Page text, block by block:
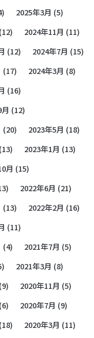
2025年3月 (5)
(12) 2024年11月 (11)
(12) 2024年7月 (15)
(17) 2024年3月 (8)
(16)
(12)
(20) 2023年5月 (18)
(13) 2023年1月 (13)
月 (15)
2022年6月 (21)
(13) 2022年2月 (16)
(11)
(4) 2021年7月 (5)
2021年3月 (8)
(9) 2020年11月 (5)
(6) 2020年7月 (9)
(18) 2020年3月 (11)